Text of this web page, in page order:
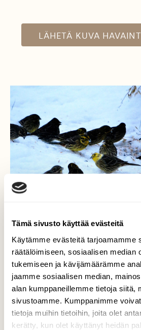
Tämä sivusto käyttää evästeitä
Käytämme evästeitä tarjoamamme
räätälöimiseen, sosiaalisen median
tukemiseen ja kävijämäärämme
jaamme sosiaalisen median,
alan kumppaneillemme tietoja siitä,
sivustoamme. Kumppanimme
tietoja muihin tietoihin, joita olet
kerätty, kun olet käyttänyt heidän
LÄHETÄ KUVA
Kevään
Keltasirkut ruokintapaikalla.
jo käynyt (kampaajalla)
muotivärin